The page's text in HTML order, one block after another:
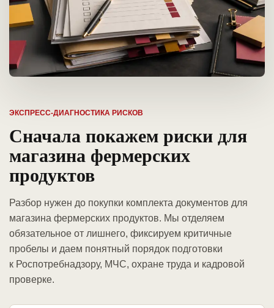
ЭКСПРЕСС-ДИАГНОСТИКА РИСКОВ
Сначала покажем риски для
магазина фермерских
продуктов
Разбор нужен до покупки комплекта документов для
магазина фермерских продуктов. Мы отделяем
обязательное от лишнего, фиксируем критичные
пробелы и даем понятный порядок подготовки
к Роспотребнадзору, МЧС, охране труда и кадровой
проверке.